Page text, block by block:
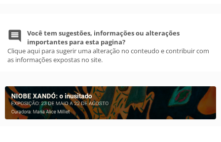
Você tem sugestões, informações ou alterações
importantes para esta pagina?
Clique aqui para sugerir uma alteração no conteudo e contribuir com
as informações expostas no site.